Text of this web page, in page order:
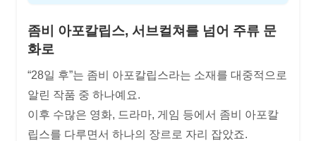
좀비 아포칼립스, 서브컬쳐를 넘어 주류 문
화로
“28일 후”는 좀비 아포칼립스라는 소재를 대중적으로
알린 작품 중 하나예요.
이후 수많은 영화, 드라마, 게임 등에서 좀비 아포칼
립스를 다루면서 하나의 장르로 자리 잡았죠.